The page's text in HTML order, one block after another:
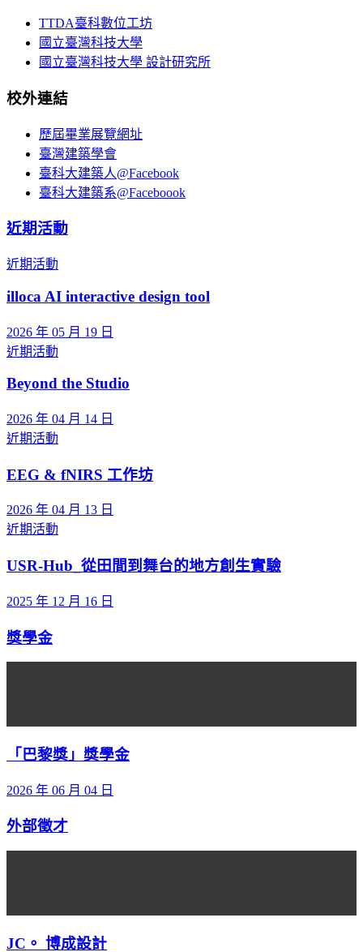
TTDA臺科數位工坊
國立臺灣科技大學
國立臺灣科技大學 設計研究所
校外連結
歷屆畢業展覽網址
臺灣建築學會
臺科大建築人@Facebook
臺科大建築系@Faceboook
近期活動
近期活動
illoca AI interactive design tool
2026 年 05 月 19 日
近期活動
Beyond the Studio
2026 年 04 月 14 日
近期活動
EEG & fNIRS 工作坊
2026 年 04 月 13 日
近期活動
USR-Hub_從田間到舞台的地方創生實驗
2025 年 12 月 16 日
獎學金
「巴黎獎」獎學金
2026 年 06 月 04 日
外部徵才
JC。 博成設計